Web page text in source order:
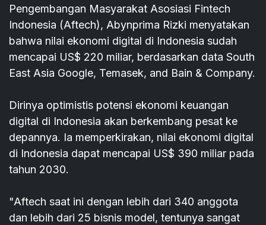
Pengembangan Masyarakat Asosiasi Fintech
Indonesia (Aftech), Abynprima Rizki menyatakan
bahwa nilai ekonomi digital di Indonesia sudah
mencapai US$ 220 miliar, berdasarkan data South
East Asia Google, Temasek, and Bain & Company.
Dirinya optimistis potensi ekonomi keuangan
digital di Indonesia akan berkembang pesat ke
depannya. Ia memperkirakan, nilai ekonomi digital
di Indonesia dapat mencapai US$ 390 miliar pada
tahun 2030.
"Aftech saat ini dengan lebih dari 340 anggota
dan lebih dari 25 bisnis model, tentunya sangat